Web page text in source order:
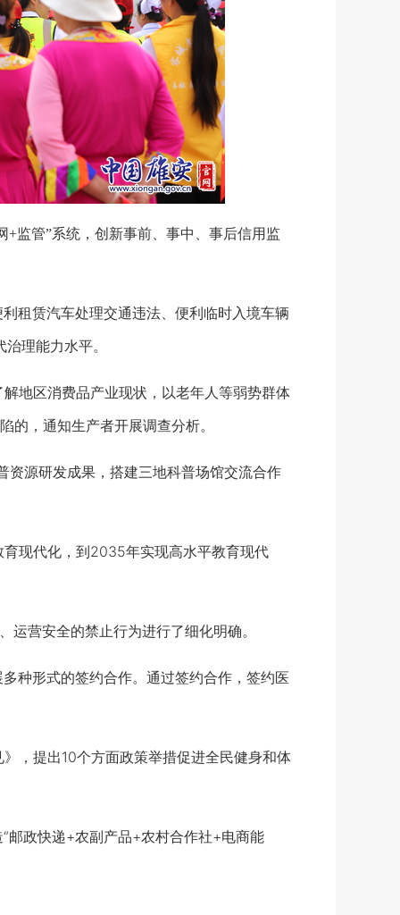
监管”系统，创新事前、事中、事后信用监
租赁汽车处理交通违法、便利临时入境车辆
理能力水平。
区消费品产业现状，以老年人等弱势群体
的，通知生产者开展调查分析。
源研发成果，搭建三地科普场馆交流合作
现代化，到2035年实现高水平教育现代
营安全的禁止行为进行了细化明确。
形式的签约合作。通过签约合作，签约医
提出10个方面政策举措促进全民健身和体
政快递+农副产品+农村合作社+电商能